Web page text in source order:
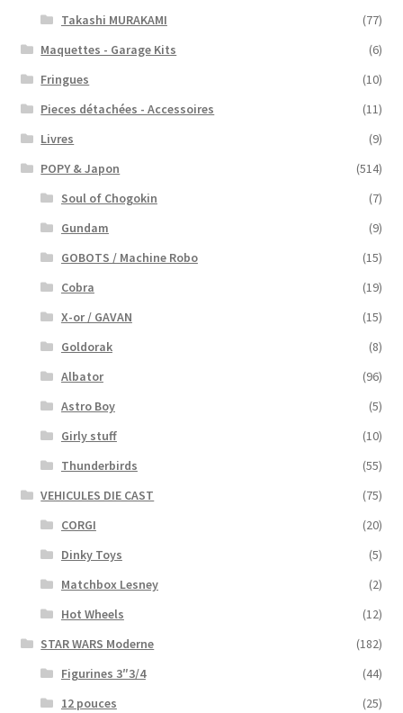
Takashi MURAKAMI
(77)
Maquettes - Garage Kits
(6)
Fringues
(10)
Pieces détachées - Accessoires
(11)
Livres
(9)
POPY & Japon
(514)
Soul of Chogokin
(7)
Gundam
(9)
GOBOTS / Machine Robo
(15)
Cobra
(19)
X-or / GAVAN
(15)
Goldorak
(8)
Albator
(96)
Astro Boy
(5)
Girly stuff
(10)
Thunderbirds
(55)
VEHICULES DIE CAST
(75)
CORGI
(20)
Dinky Toys
(5)
Matchbox Lesney
(2)
Hot Wheels
(12)
STAR WARS Moderne
(182)
Figurines 3″3/4
(44)
12 pouces
(25)